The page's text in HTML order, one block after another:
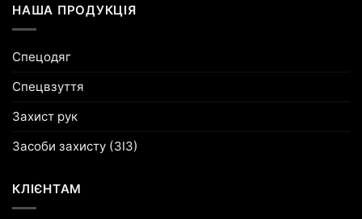
НАША ПРОДУКЦІЯ
Спецодяг
Спецвзуття
Захист рук
Засоби захисту (ЗІЗ)
КЛІЄНТАМ